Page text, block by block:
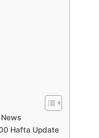
News
Hafta Update